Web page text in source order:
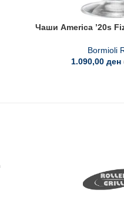
Чаши America ’20s
Bormioli
1.090,00 ден